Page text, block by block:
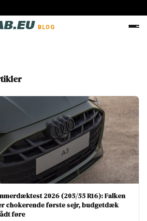
BLOG
2026 (205/55 R16): Falken
chokerende første sejr, budgetdæk
føre